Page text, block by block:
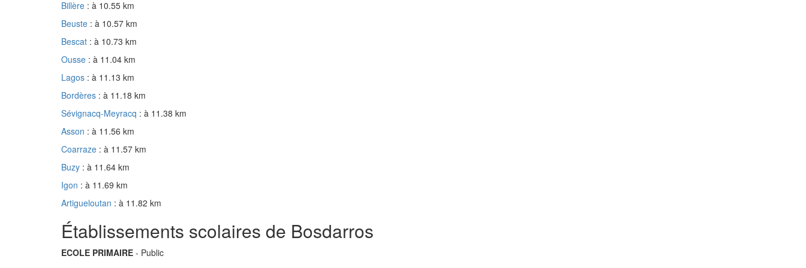
Billère : à 10.55 km
Beuste : à 10.57 km
Bescat : à 10.73 km
Ousse : à 11.04 km
Lagos : à 11.13 km
Bordères : à 11.18 km
Sévignacq-Meyracq : à 11.38 km
Asson : à 11.56 km
Coarraze : à 11.57 km
Buzy : à 11.64 km
Igon : à 11.69 km
Artigueloutan : à 11.82 km
Établissements scolaires de Bosdarros
ECOLE PRIMAIRE - Public